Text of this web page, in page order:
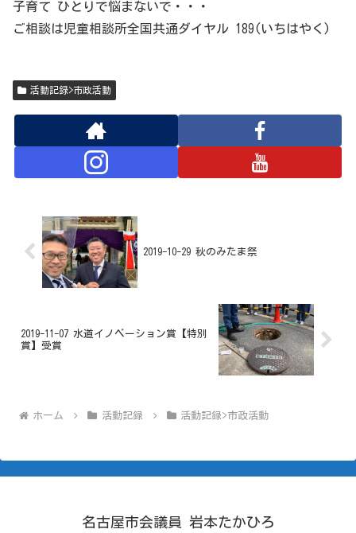
子育て ひとりで悩まないで・・・
ご相談は児童相談所全国共通ダイヤル 189(いちはやく)
活動記録>市政活動
2019-10-29 秋のみたま祭
2019-11-07 水道イノベーション賞【特別
賞】受賞
ホーム 活動記録 活動記録>市政活動
名古屋市会議員 岩本たかひろ